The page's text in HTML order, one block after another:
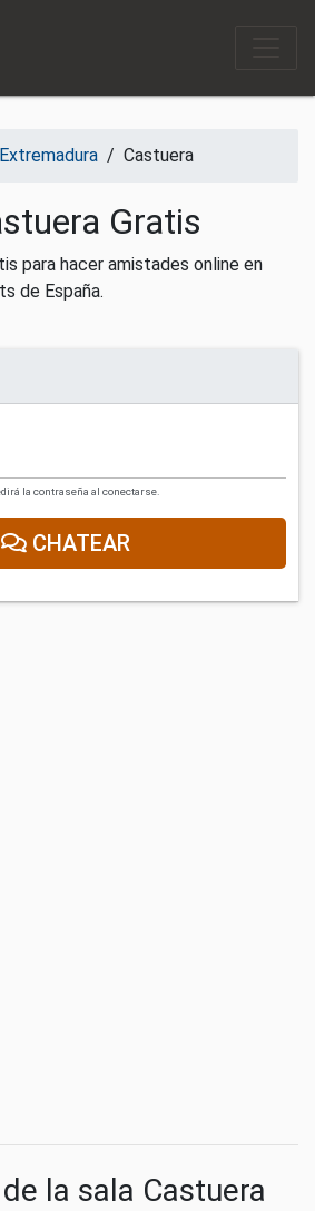
Extremadura / Castuera
Gratis
para hacer amistades online en
de España.
la contraseña al conectarse.
CHATEAR
la sala Castuera